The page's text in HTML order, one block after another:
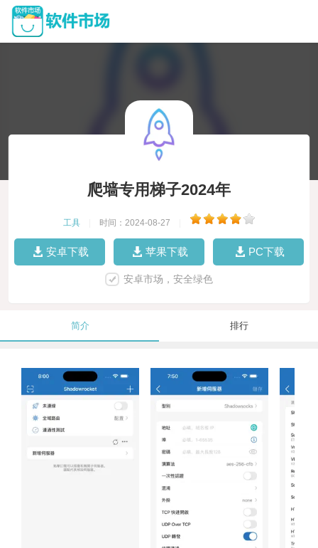
爬墙专用梯子2024年
工具 时间：2024-08-27
安卓下载 苹果下载 PC下载
安卓市场，安全绿色
简介 排行